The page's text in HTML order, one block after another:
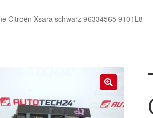
Citroën Xsara schwarz 96334565 9101L8
🔍